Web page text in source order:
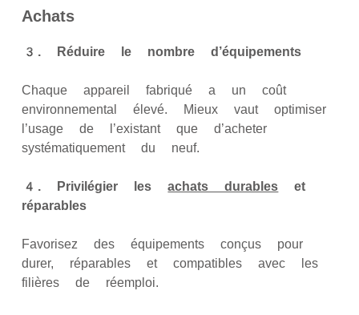
Achats
3. Réduire le nombre d’équipements
Chaque appareil fabriqué a un coût
environnemental élevé. Mieux vaut optimiser
l’usage de l’existant que d’acheter
systématiquement du neuf.
4. Privilégier lesachats durables et
réparables
Favorisez des équipements conçus pour
durer, réparables et compatibles avec les
filières de réemploi.